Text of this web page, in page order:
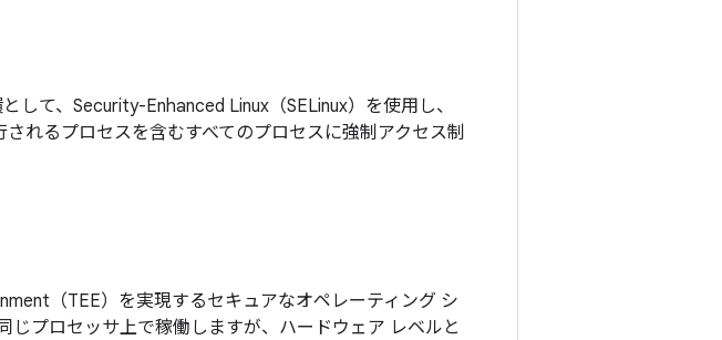
して、Security-Enhanced Linux（SELinux）を使用し、
れるプロセスを含むすべてのプロセスに強制アクセス制
（TEE）を実現するセキュアなオペレーティング シ
じプロセッサ上で稼働しますが、ハードウェア レベルと